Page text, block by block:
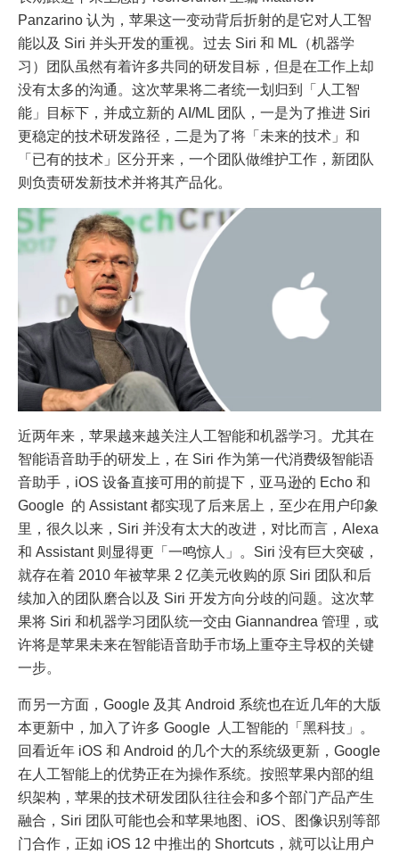
Panzarino 认为，苹果这一变动背后折射的是它对人工智
能以及 Siri 并头开发的重视。过去 Siri 和 ML（机器学
习）团队虽然有着许多共同的研发目标，但是在工作上却
没有太多的沟通。这次苹果将二者统一划归到「人工智
能」目标下，并成立新的 AI/ML 团队，一是为了推进 Siri
更稳定的技术研发路径，二是为了将「未来的技术」和
「已有的技术」区分开来，一个团队做维护工作，新团队
则负责研发新技术并将其产品化。
近两年来，苹果越来越关注人工智能和机器学习。尤其在
智能语音助手的研发上，在 Siri 作为第一代消费级智能语
音助手，iOS 设备直接可用的前提下，亚马逊的 Echo 和
Google 的 Assistant 都实现了后来居上，至少在用户印象
里，很久以来，Siri 并没有太大的改进，对比而言，Alexa
和 Assistant 则显得更「一鸣惊人」。Siri 没有巨大突破，
就存在着 2010 年被苹果 2 亿美元收购的原 Siri 团队和后
续加入的团队磨合以及 Siri 开发方向分歧的问题。这次苹
果将 Siri 和机器学习团队统一交由 Giannandrea 管理，或
许将是苹果未来在智能语音助手市场上重夺主导权的关键
一步。
而另一方面，Google 及其 Android 系统也在近几年的大版
本更新中，加入了许多 Google 人工智能的「黑科技」。
回看近年 iOS 和 Android 的几个大的系统级更新，Google
在人工智能上的优势正在为操作系统。按照苹果内部的组
织架构，苹果的技术研发团队往往会和多个部门产品产生
融合，Siri 团队可能也会和苹果地图、iOS、图像识别等部
门合作，正如 iOS 12 中推出的 Shortcuts，就可以让用户